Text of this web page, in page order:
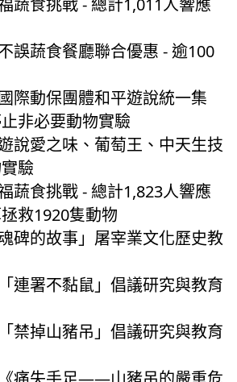
蔬食挑戰 - 總計1,011人響應
誤蔬食餐廳聯合優惠 - 逾100
際動保團體和平遊說統一集
非必要動物實驗
說愛之味、葡萄王、中天生技
驗
蔬食挑戰 - 總計1,823人響應
救1920隻動物
魂碑的故事」屠宰業文化歷史教
連署不黏鼠」倡議研究與教育
禁掉山豬吊」倡議研究與教育